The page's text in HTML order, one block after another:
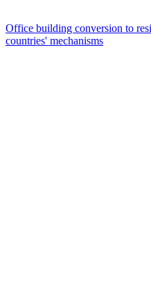
Office building conversion to
countries' mechanisms